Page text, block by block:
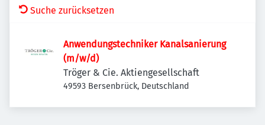
Suche zurücksetzen
Anwendungstechniker Kanalsanierung
(m/w/d)
Tröger & Cie. Aktiengesellschaft
49593 Bersenbrück, Deutschland